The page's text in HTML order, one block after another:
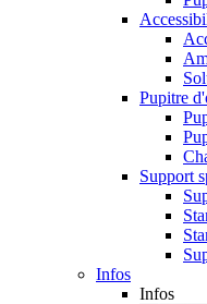
Pupitre
Support
Infos
Infos